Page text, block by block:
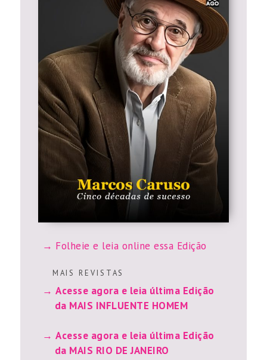
Folheie e leia online essa Edição
M A I S R E V I S T A S
Acesse agora e leia última Edição
da MAIS INFLUENTE HOMEM
Acesse agora e leia última Edição
da MAIS RIO DE JANEIRO